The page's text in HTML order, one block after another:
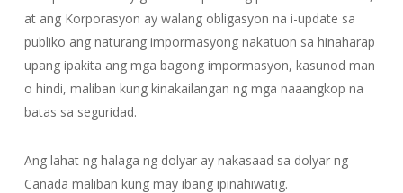
at ang Korporasyon ay walang obligasyon na i-update sa
publiko ang naturang impormasyong nakatuon sa hinaharap
upang ipakita ang mga bagong impormasyon, kasunod man
o hindi, maliban kung kinakailangan ng mga naaangkop na
batas sa seguridad.
Ang lahat ng halaga ng dolyar ay nakasaad sa dolyar ng
Canada maliban kung may ibang ipinahiwatig.